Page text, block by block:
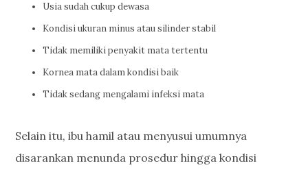
Usia sudah cukup dewasa
Kondisi ukuran minus atau silinder stabil
Tidak memiliki penyakit mata tertentu
Kornea mata dalam kondisi baik
Tidak sedang mengalami infeksi mata
Selain itu, ibu hamil atau menyusui umumnya
disarankan menunda prosedur hingga kondisi